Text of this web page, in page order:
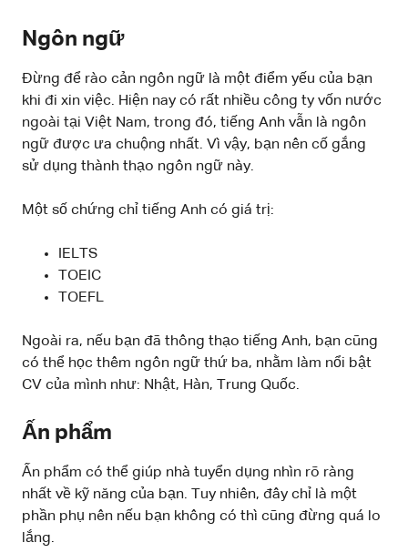
Ngôn ngữ
Đừng để rào cản ngôn ngữ là một điểm yếu của bạn
khi đi xin việc. Hiện nay có rất nhiều công ty vốn nước
ngoài tại Việt Nam, trong đó, tiếng Anh vẫn là ngôn
ngữ được ưa chuộng nhất. Vì vậy, bạn nên cố gắng
sử dụng thành thạo ngôn ngữ này.
Một số chứng chỉ tiếng Anh có giá trị:
IELTS
TOEIC
TOEFL
Ngoài ra, nếu bạn đã thông thạo tiếng Anh, bạn cũng
có thể học thêm ngôn ngữ thứ ba, nhằm làm nổi bật
CV của mình như: Nhật, Hàn, Trung Quốc.
Ấn phẩm
Ấn phẩm có thể giúp nhà tuyển dụng nhìn rõ ràng
nhất về kỹ năng của bạn. Tuy nhiên, đây chỉ là một
phần phụ nên nếu bạn không có thì cũng đừng quá lo
lắng.